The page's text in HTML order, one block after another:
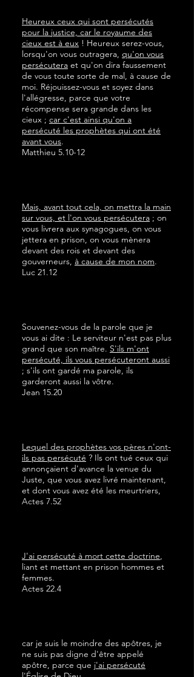
Heureux ceux qui sont persécutés
pour la justice, car le royaume des
cieux est à eux ! Heureux serez-vous,
lorsqu'on vous outragera, qu'on vous
persécutera et qu'on dira faussement
de vous toute sorte de mal, à cause de
moi. Réjouissez-vous et soyez dans
l'allégresse, parce que votre
récompense sera grande dans les
cieux ; car c'est ainsi qu'on a
persécuté les prophètes qui ont été
avant vous.
Matthieu 5.10-12
Mais, avant tout cela, on mettra la main
sur vous, et l'on vous persécutera ; on
vous livrera aux synagogues, on vous
jettera en prison, on vous mènera
devant des rois et devant des
gouverneurs, à cause de mon nom.
Luc 21.12
Souvenez-vous de la parole que je
vous ai dite : Le serviteur n'est pas plus
grand que son maître. S'ils m'ont
persécuté, ils vous persécuteront aussi
; s'ils ont gardé ma parole, ils
garderont aussi la vôtre.
Jean 15.20
Lequel des prophètes vos pères n'ont-
ils pas persécuté ? Ils ont tué ceux qui
annonçaient d'avance la venue du
Juste, que vous avez livré maintenant,
et dont vous avez été les meurtriers,
Actes 7.52
J'ai persécuté à mort cette doctrine,
liant et mettant en prison hommes et
femmes.
Actes 22.4
car je suis le moindre des apôtres, je
ne suis pas digne d'être appelé
apôtre, parce que j'ai persécuté